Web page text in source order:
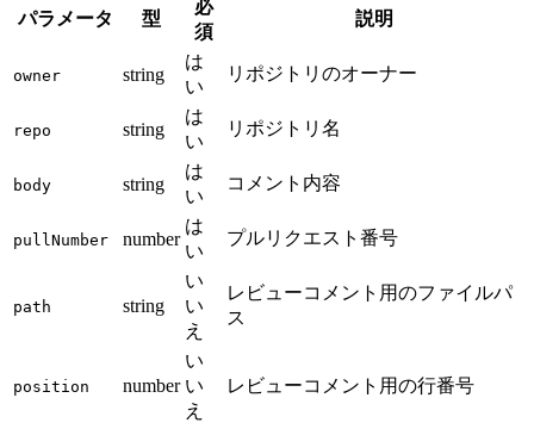
パラメータ 型
必
須
説明
owner string
は
い
リポジトリのオーナー
repo string
は
い
リポジトリ名
body string
は
い
コメント内容
pullNumber number
は
い
プルリクエスト番号
path string
い
い
え
レビューコメント用のファイルパ
ス
position number
い
い
え
レビューコメント用の行番号